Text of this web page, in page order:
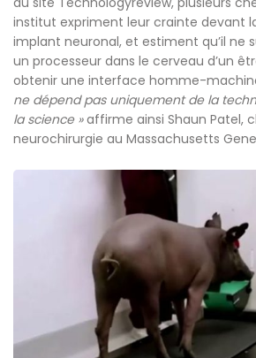
institut expriment leur crainte devant
implant neuronal, et estiment qu’il ne
un processeur dans le cerveau d’un
obtenir une interface homme-
ne dépend pas uniquement de la
la science »affirme ainsi Shaun Patel,
neurochirurgie au Massachusetts